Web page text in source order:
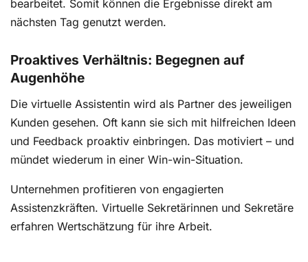
bearbeitet. Somit können die Ergebnisse direkt am
nächsten Tag genutzt werden.
Proaktives Verhältnis: Begegnen auf
Augenhöhe
Die virtuelle Assistentin wird als Partner des jeweiligen
Kunden gesehen. Oft kann sie sich mit hilfreichen Ideen
und Feedback proaktiv einbringen. Das motiviert – und
mündet wiederum in einer Win-win-Situation.
Unternehmen profitieren von engagierten
Assistenzkräften. Virtuelle Sekretärinnen und Sekretäre
erfahren Wertschätzung für ihre Arbeit.